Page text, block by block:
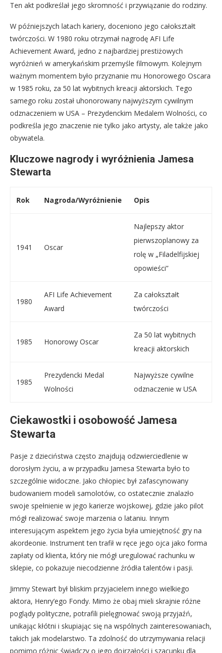
Ten akt podkreślał jego skromność i przywiązanie do rodziny.
W późniejszych latach kariery, doceniono jego całokształt
twórczości. W 1980 roku otrzymał nagrodę AFI Life
Achievement Award, jedno z najbardziej prestiżowych
wyróżnień w amerykańskim przemyśle filmowym. Kolejnym
ważnym momentem było przyznanie mu Honorowego Oscara
w 1985 roku, za 50 lat wybitnych kreacji aktorskich. Tego
samego roku został uhonorowany najwyższym cywilnym
odznaczeniem w USA – Prezydenckim Medalem Wolności, co
podkreśla jego znaczenie nie tylko jako artysty, ale także jako
obywatela.
Kluczowe nagrody i wyróżnienia Jamesa
Stewarta
Rok Nagroda/Wyróżnienie Opis
1941 Oscar
Najlepszy aktor
pierwszoplanowy za
rolę w „Filadelfijskiej
opowieści”
1980
AFI Life Achievement
Award
Za całokształt
twórczości
1985 Honorowy Oscar
Za 50 lat wybitnych
kreacji aktorskich
1985
Prezydencki Medal
Wolności
Najwyższe cywilne
odznaczenie w USA
Ciekawostki i osobowość Jamesa
Stewarta
Pasje z dzieciństwa często znajdują odzwierciedlenie w
dorosłym życiu, a w przypadku Jamesa Stewarta było to
szczególnie widoczne. Jako chłopiec był zafascynowany
budowaniem modeli samolotów, co ostatecznie znalazło
swoje spełnienie w jego karierze wojskowej, gdzie jako pilot
mógł realizować swoje marzenia o lataniu. Innym
interesującym aspektem jego życia była umiejętność gry na
akordeonie. Instrument ten trafił w ręce jego ojca jako forma
zapłaty od klienta, który nie mógł uregulować rachunku w
sklepie, co pokazuje niecodzienne źródła talentów i pasji.
Jimmy Stewart był bliskim przyjacielem innego wielkiego
aktora, Henry’ego Fondy. Mimo że obaj mieli skrajnie różne
poglądy polityczne, potrafili pielęgnować swoją przyjaźń,
unikając kłótni i skupiając się na wspólnych zainteresowaniach,
takich jak modelarstwo. Ta zdolność do utrzymywania relacji
pomimo różnic świadczy o jego dojrzałości i szacunku dla